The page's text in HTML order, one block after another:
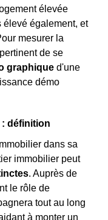
élevée
élevé également, et
mesurer la
de se
graphique d'une
démo
définition
dans sa
immobilier peut
. Auprès de
le rôle de
tout au long
à monter un